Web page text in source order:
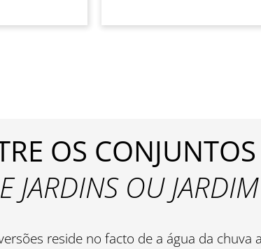
OS
JARDINS OU JARDIM
reside no facto de a água da chuva